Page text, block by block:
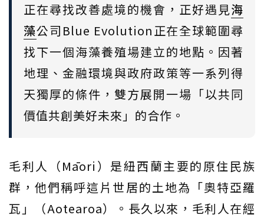
正在尋找改善處境的機會，正好遇見海
藻公司Blue Evolution正在全球範圍尋
找下一個海藻養殖場建立的地點。因著
地理、金融環境與政府政策等一系列得
天獨厚的條件，雙方展開一場「以共同
價值共創美好未來」的合作。
毛利人（Māori）是紐西蘭主要的原住民族
群，他們稱呼這片世居的土地為「奧特亞羅
瓦」（Aotearoa）。長久以來，毛利人在經